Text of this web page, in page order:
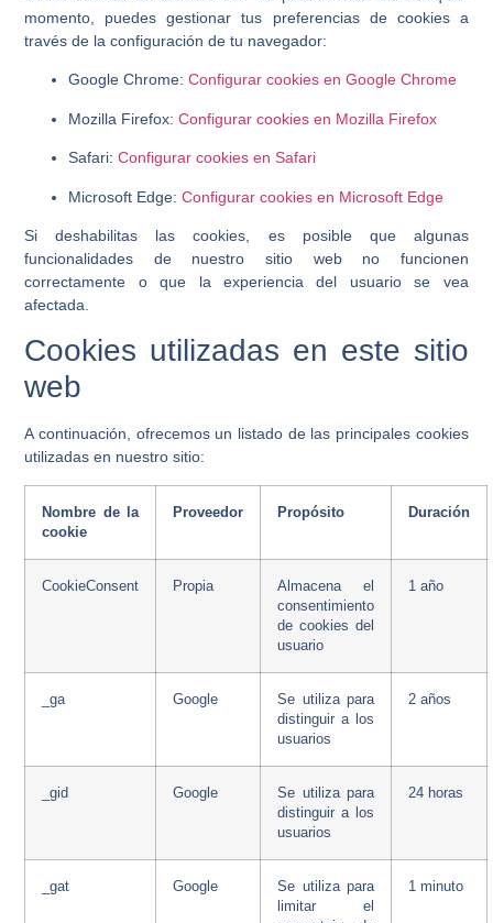
momento, puedes gestionar tus preferencias de cookies a
través de la configuración de tu navegador:
Google Chrome: Configurar cookies en Google Chrome
Mozilla Firefox: Configurar cookies en Mozilla Firefox
Safari: Configurar cookies en Safari
Microsoft Edge: Configurar cookies en Microsoft Edge
Si deshabilitas las cookies, es posible que algunas
funcionalidades de nuestro sitio web no funcionen
correctamente o que la experiencia del usuario se vea
afectada.
Cookies utilizadas en este sitio
web
A continuación, ofrecemos un listado de las principales cookies
utilizadas en nuestro sitio:
Nombre de la
cookie
Proveedor Propósito Duración
CookieConsent Propia
Almacena el
consentimiento
de cookies del
usuario
1 año
_ga Google
Se utiliza para
distinguir a los
usuarios
2 años
_gid Google
Se utiliza para
distinguir a los
usuarios
24 horas
_gat Google
Se utiliza para
limitar el
1 minuto